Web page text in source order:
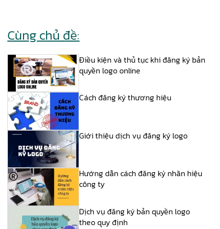
Cùng chủ đề:
Điều kiện và thủ tục khi đăng ký bản
quyền logo online
Cách đăng ký thương hiệu
Giới thiệu dịch vụ đăng ký logo
Hướng dẫn cách đăng ký nhãn hiệu
công ty
Dịch vụ đăng ký bản quyền logo
theo quy định